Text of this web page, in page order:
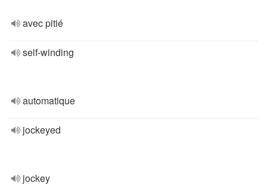
avec pitié
self-winding
automatique
jockeyed
jockey